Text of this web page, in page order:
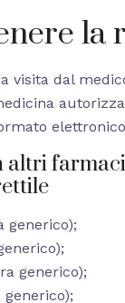
la
visita dal
altri
generico);
generico);
generico);